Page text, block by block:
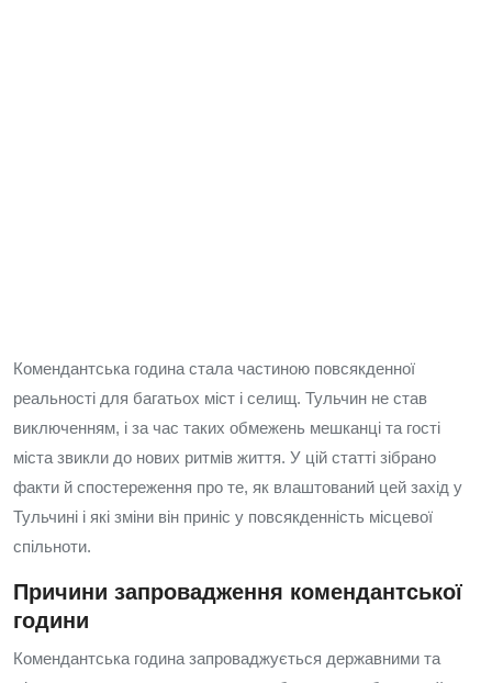
Комендантська година стала частиною повсякденної
реальності для багатьох міст і селищ. Тульчин не став
виключенням, і за час таких обмежень мешканці та гості
міста звикли до нових ритмів життя. У цій статті зібрано
факти й спостереження про те, як влаштований цей захід у
Тульчині і які зміни він приніс у повсякденність місцевої
спільноти.
Причини запровадження комендантської
години
Комендантська година запроваджується державними та